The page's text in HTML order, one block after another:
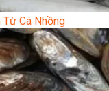
Từ Cá Nhồng